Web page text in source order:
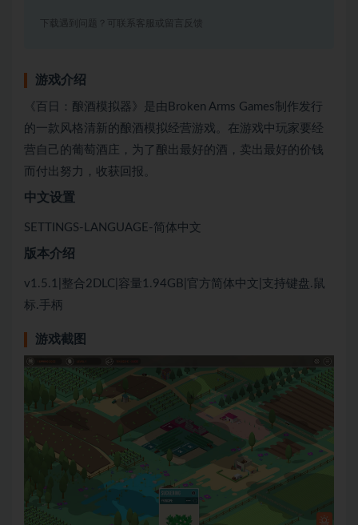
下载遇到问题？可联系客服或留言反馈
游戏介绍
《百日：酿酒模拟器》是由Broken Arms Games制作发行
的一款风格清新的酿酒模拟经营游戏。在游戏中玩家要经
营自己的葡萄酒庄，为了酿出最好的酒，卖出最好的价钱
而付出努力，收获回报。
中文设置
SETTINGS-LANGUAGE-简体中文
版本介绍
v1.5.1|整合2DLC|容量1.94GB|官方简体中文|支持键盘.鼠
标.手柄
游戏截图